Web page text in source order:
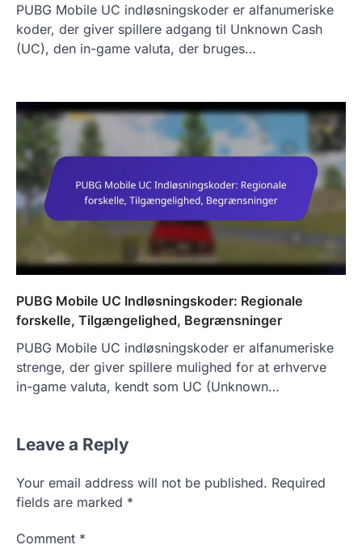
PUBG Mobile UC indløsningskoder er alfanumeriske
koder, der giver spillere adgang til Unknown Cash
(UC), den in-game valuta, der bruges…
PUBG Mobile UC Indløsningskoder: Regionale
forskelle, Tilgængelighed, Begrænsninger
PUBG Mobile UC indløsningskoder er alfanumeriske
strenge, der giver spillere mulighed for at erhverve
in-game valuta, kendt som UC (Unknown…
Leave a Reply
Your email address will not be published. Required
fields are marked *
Comment *